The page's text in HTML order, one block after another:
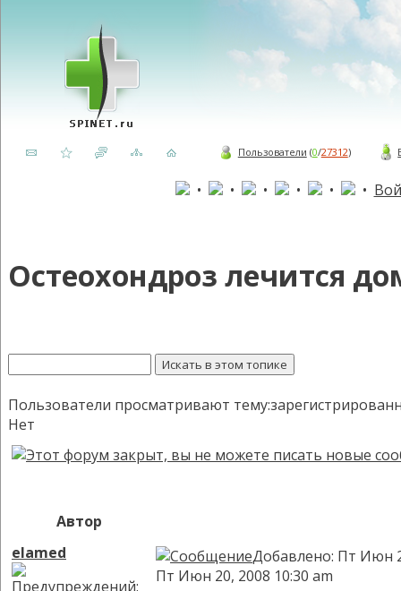
Пользователи (0/27312)
• • • • • •
Остеохондроз лечится
Пользователи просматривают
Нет
Автор
elamed
Добавлено: Пт Июн
Пт Июн 20, 2008 10:30 am